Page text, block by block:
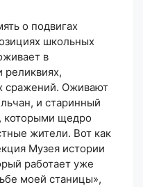
о подвигах
школьных
в
реликвиях,
сражений. Оживают
и старинный
которыми щедро
жители. Вот как
Музея истории
работает уже
моей станицы»,